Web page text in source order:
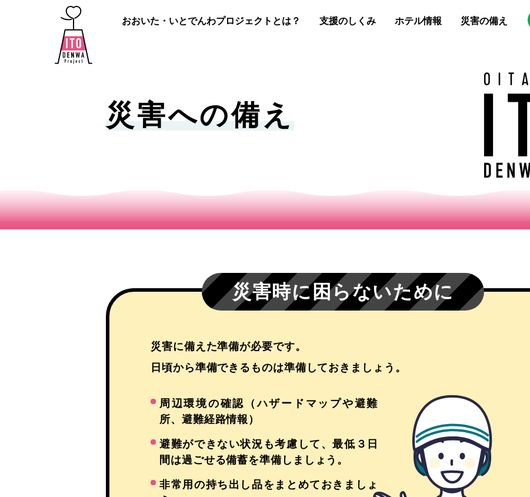
おおいた・いとでんわプロジェクトとは？ 支援のしくみ ホテル情報 災害の備え
災害への備え
災害時に困らないために
災害に備えた準備が必要です。
日頃から準備できるものは準備しておきましょう。
周辺環境の確認（ハザードマップや避難
所、避難経路情報）
避難ができない状況も考慮して、最低３日
間は過ごせる備蓄を準備しましょう。
非常用の持ち出し品をまとめておきましょ